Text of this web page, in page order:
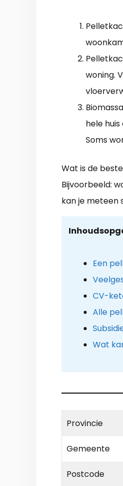
woning.
hele
Soms
Wat is de
Bijvoorbeeld:
kan je meteen
Een
CV-
Alle
Wat
Provincie
Gemeente
Postcode